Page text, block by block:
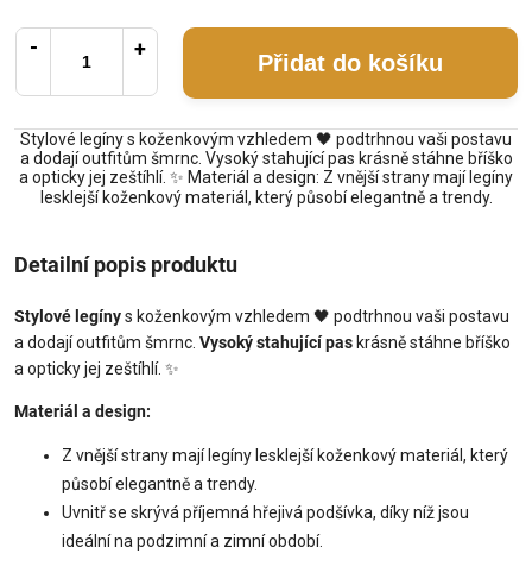
Přidat do košíku
Stylové legíny s koženkovým vzhledem 🖤 podtrhnou vaši postavu
a dodají outfitům šmrnc. Vysoký stahující pas krásně stáhne bříško
a opticky jej zeštíhlí. ✨ Materiál a design: Z vnější strany mají legíny
lesklejší koženkový materiál, který působí elegantně a trendy.
Detailní popis produktu
Stylové legínys koženkovým vzhledem 🖤 podtrhnou vaši postavu
a dodají outfitům šmrnc. Vysoký stahující pas krásně stáhne bříško
a opticky jej zeštíhlí. ✨
Materiál a design:
Z vnější strany mají legíny lesklejší koženkový materiál, který
působí elegantně a trendy.
Uvnitř se skrývá příjemná hřejivá podšívka, díky níž jsou
ideální na podzimní a zimní období.